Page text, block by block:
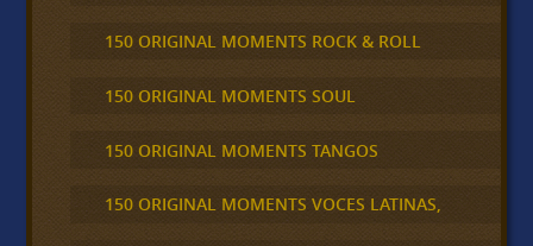
150 ORIGINAL MOMENTS ROCK & ROLL
150 ORIGINAL MOMENTS SOUL
150 ORIGINAL MOMENTS TANGOS
150 ORIGINAL MOMENTS VOCES LATINAS,